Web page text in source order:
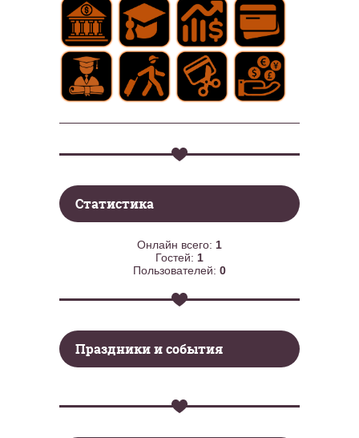
Статистика
Онлайн всего: 1
Гостей: 1
Пользователей: 0
Праздники и события